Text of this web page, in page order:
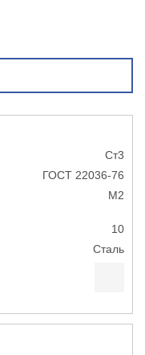
Ст3
ГОСТ 22036-76
М2
10
Сталь